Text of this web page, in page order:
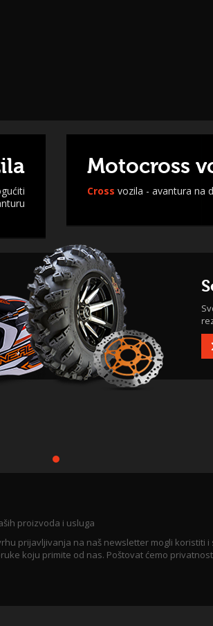
Motocross
Cross vozila - avantura na
proizvoda i usluga
prijavljivanja na naš newsletter mogli koristiti
koju primite od nas. Poštovat ćemo